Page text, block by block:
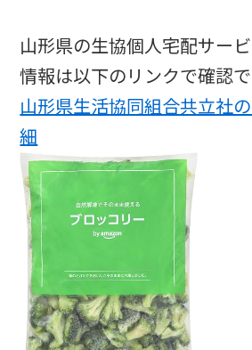
山形県の生協個人宅配サー
情報は以下のリンクで確認で
山形県生活協同組合共立社
細